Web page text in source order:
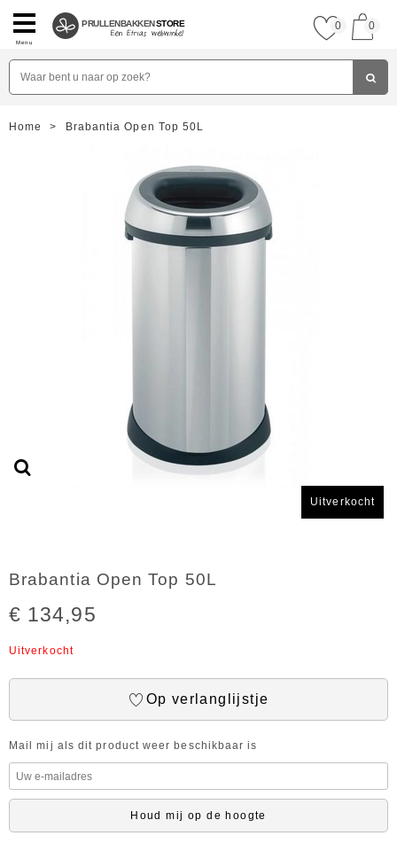
Menu
PRULLENBAKKENSTORE 0 0
Home > Brabantia Open Top 50L
Uitverkocht
Brabantia Open Top 50L
€ 134,95
Uitverkocht
Op verlanglijstje
Mail mij als dit product weer beschikbaar is
Houd mij op de hoogte